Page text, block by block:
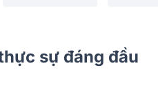
sự đáng đầu